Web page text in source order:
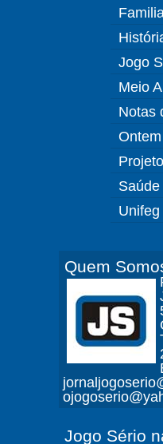
Jogo
Meio
Notas
Ontem
Saúde
Unifeg
Quem
Jogo Sério